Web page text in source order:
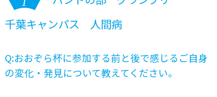
千葉キャンパス 人間病
Q:おおぞら杯に参加する前と後で感じるご自身
の変化・発見について教えてください。